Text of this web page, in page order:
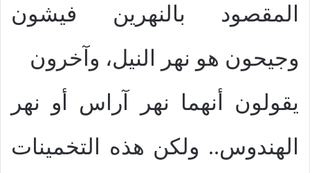
المقصود بالنهرين فيشون
وجيحون هو نهر النيل، وآخرون
يقولون أنهما نهر آراس أو نهر
الهندوس.. ولكن هذه التخمينات